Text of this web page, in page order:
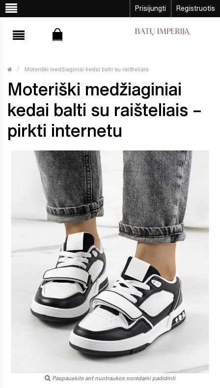
Prisijungti Registruotis
Moteriški medžiaginiai kedai balti su raišteliais
Moteriški medžiaginiai
kedai balti su raišteliais –
pirkti internetu
Paspauskite ant nuotraukos norėdami padidinti